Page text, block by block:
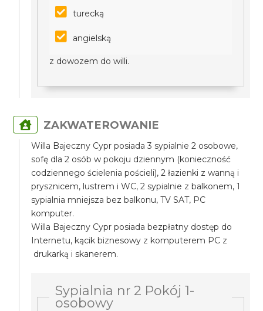
turecką
angielską
z dowozem do willi.
ZAKWATEROWANIE
Willa Bajeczny Cypr posiada 3 sypialnie 2 osobowe,
sofę dla 2 osób w pokoju dziennym (konieczność
codziennego ścielenia pościeli), 2 łazienki z wanną i
prysznicem, lustrem i WC, 2 sypialnie z balkonem, 1
sypialnia mniejsza bez balkonu, TV SAT, PC
komputer.
Willa Bajeczny Cypr posiada bezpłatny dostęp do
Internetu, kącik biznesowy z komputerem PC z
drukarką i skanerem.
Sypialnia nr 2 Pokój 1-
osobowy